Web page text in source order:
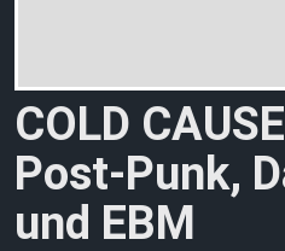
COLD
Post-Punk,
und EBM